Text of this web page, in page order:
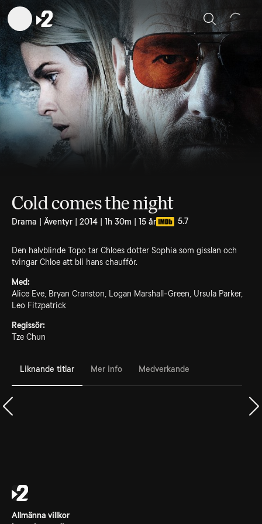
Sök
Cold comes the night
Drama | Äventyr | 2014 | 1h 30m | 15 år 5.7
Den halvblinde Topo tar Chloes dotter Sophia som gisslan och
tvingar Chloe att bli hans chaufför.
Med:
Alice Eve, Bryan Cranston, Logan Marshall-Green, Ursula Parker,
Leo Fitzpatrick
Regissör:
Tze Chun
Liknande titlar Mer info Medverkande
Allmänna villkor